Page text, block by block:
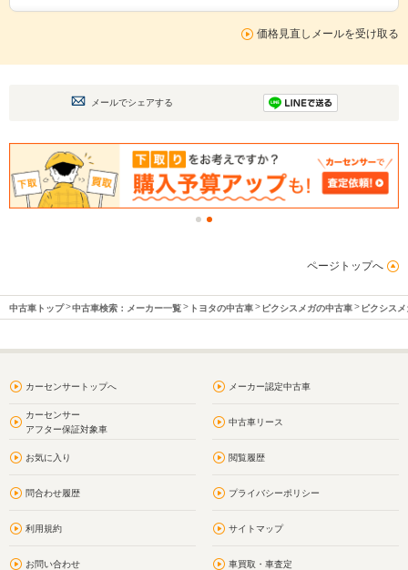
価格見直しメールを受け取る
メールでシェアする
ページトップへ
中古車トップ 中古車検索：メーカー一覧 トヨタの中古車 ピクシスメガの中古車 ピクシス
カーセンサートップへ メーカー認定中古車
カーセンサー
アフター保証対象車
中古車リース
お気に入り 閲覧履歴
問合わせ履歴 プライバシーポリシー
利用規約 サイトマップ
お問い合わせ 車買取・車査定